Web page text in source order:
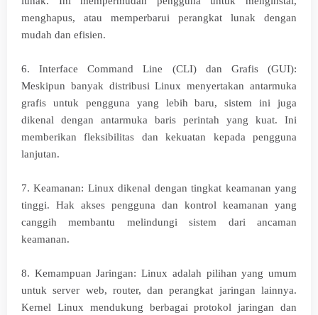
menghapus, atau memperbarui perangkat lunak dengan
mudah dan efisien.
6. Interface Command Line (CLI) dan Grafis (GUI):
Meskipun banyak distribusi Linux menyertakan antarmuka
grafis untuk pengguna yang lebih baru, sistem ini juga
dikenal dengan antarmuka baris perintah yang kuat. Ini
memberikan fleksibilitas dan kekuatan kepada pengguna
lanjutan.
7. Keamanan: Linux dikenal dengan tingkat keamanan yang
tinggi. Hak akses pengguna dan kontrol keamanan yang
canggih membantu melindungi sistem dari ancaman
keamanan.
8. Kemampuan Jaringan: Linux adalah pilihan yang umum
untuk server web, router, dan perangkat jaringan lainnya.
Kernel Linux mendukung berbagai protokol jaringan dan